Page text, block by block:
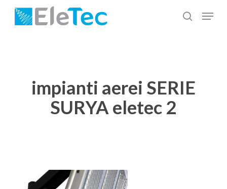
Salta
cerca
Menu
impianti aerei SERIE
SURYA eletec 2